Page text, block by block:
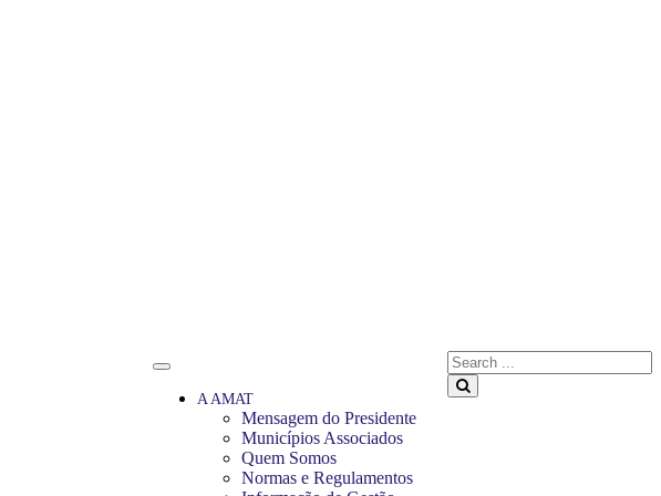
Search
for:
A AMAT
Mensagem do Presidente
Municípios Associados
Quem Somos
Normas e Regulamentos